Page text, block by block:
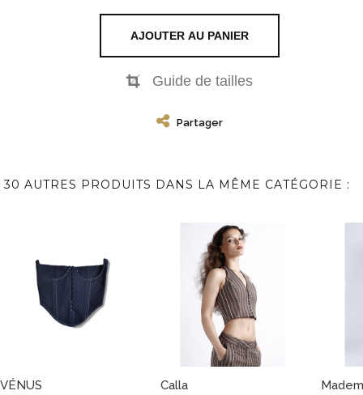
AJOUTER AU PANIER
Guide de tailles
Partager
30 AUTRES PRODUITS DANS LA MÊME CATÉGORIE :
VÉNUS Calla